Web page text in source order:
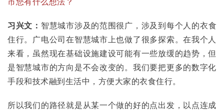
习兴文： 智慧城市涉及的范围很广，涉及到每个人的衣食
住行。广电公司在智慧城市上也做了很多探索。在我个人
来看，虽然现在基础设施建设可能有一些放缓的趋势，但
是智慧城市的方向是不会改变的。我们要把更多的数字化
手段和技术融到生活中，方便大家的衣食住行。
所以我们的路径就是从某一个做的好的点出发，以点连成